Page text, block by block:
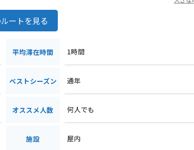
ートを見る
平均滞在時間 1時間
ベストシーズン 通年
オススメ人数 何人でも
施設 屋内